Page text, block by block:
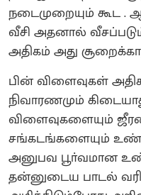
நடைமுறையும் கூட .
வீசி அதனால்
அதிகம் அது
பின் விளைவுகள்
நிவாரணமும்
விளைவுகளையும்
சங்கடங்களையும்
அனுபவ பூா்வமான
தன்னுடைய பாடல்